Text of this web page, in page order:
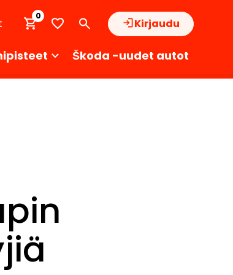
Kirjaudu
0
Škoda -uudet autot